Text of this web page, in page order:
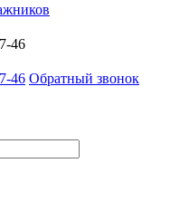
46
46 Обратный звонок